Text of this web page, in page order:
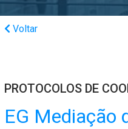
Voltar
PROTOCOLOS DE
EG Mediação